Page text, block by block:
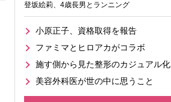
登坂絵莉、4歳長男とランニング
小原正子、資格取得を報告
ファミマとヒロアカがコラボ
施す側から見た整形のカジュアル化
美容外科医が世の中に思うこと